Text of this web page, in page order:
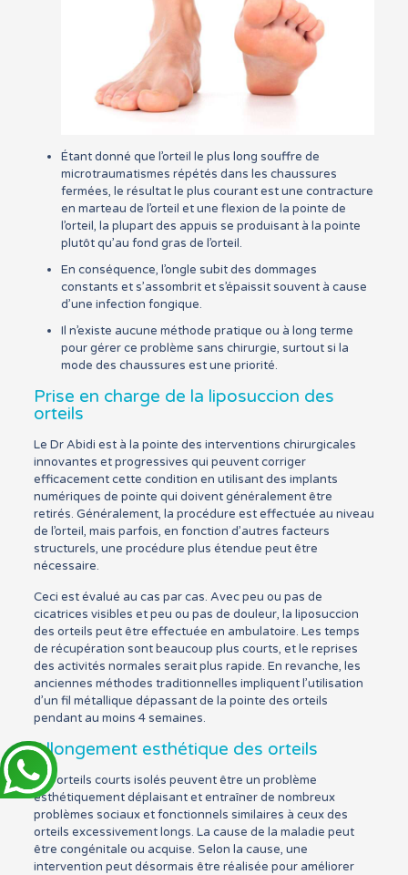
Étant donné que l’orteil le plus long souffre de
microtraumatismes répétés dans les chaussures
fermées, le résultat le plus courant est une contracture
en marteau de l’orteil et une flexion de la pointe de
l’orteil, la plupart des appuis se produisant à la pointe
plutôt qu’au fond gras de l’orteil.
En conséquence, l’ongle subit des dommages
constants et s’assombrit et s’épaissit souvent à cause
d’une infection fongique.
Il n’existe aucune méthode pratique ou à long terme
pour gérer ce problème sans chirurgie, surtout si la
mode des chaussures est une priorité.
Prise en charge de la liposuccion des
orteils
Le Dr Abidi est à la pointe des interventions chirurgicales
innovantes et progressives qui peuvent corriger
efficacement cette condition en utilisant des implants
numériques de pointe qui doivent généralement être
retirés. Généralement, la procédure est effectuée au niveau
de l’orteil, mais parfois, en fonction d’autres facteurs
structurels, une procédure plus étendue peut être
nécessaire.
Ceci est évalué au cas par cas. Avec peu ou pas de
cicatrices visibles et peu ou pas de douleur, la liposuccion
des orteils peut être effectuée en ambulatoire. Les temps
de récupération sont beaucoup plus courts, et le reprises
des activités normales serait plus rapide. En revanche, les
anciennes méthodes traditionnelles impliquent l’utilisation
d’un fil métallique dépassant de la pointe des orteils
pendant au moins 4 semaines.
Allongement esthétique des orteils
Les orteils courts isolés peuvent être un problème
esthétiquement déplaisant et entraîner de nombreux
problèmes sociaux et fonctionnels similaires à ceux des
orteils excessivement longs. La cause de la maladie peut
être congénitale ou acquise. Selon la cause, une
intervention peut désormais être réalisée pour améliorer